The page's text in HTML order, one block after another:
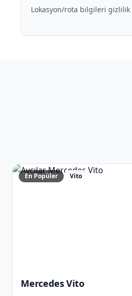
Lokasyon/rota bilgileri
En Popüler Vito
Mercedes Vito